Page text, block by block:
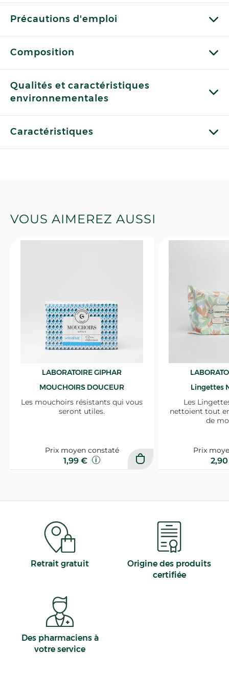
Précautions d'emploi
Composition
Qualités et caractéristiques
environnementales
Caractéristiques
VOUS AIMEREZ AUSSI
LABORATOIRE GIPHAR
MOUCHOIRS DOUCEUR
Les mouchoirs résistants qui vous
seront utiles.
Prix moyen constaté
1,99 €
Lingettes
Les
nettoient tout
de
Prix
Retrait gratuit
Origine des produits
certifiée
Des pharmaciens à
votre service